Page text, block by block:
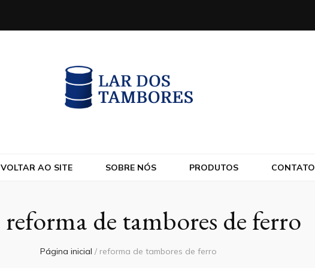
VOLTAR AO SITE SOBRE NÓS PRODUTOS CONTATO
reforma de tambores de ferro
Página inicial / reforma de tambores de ferro